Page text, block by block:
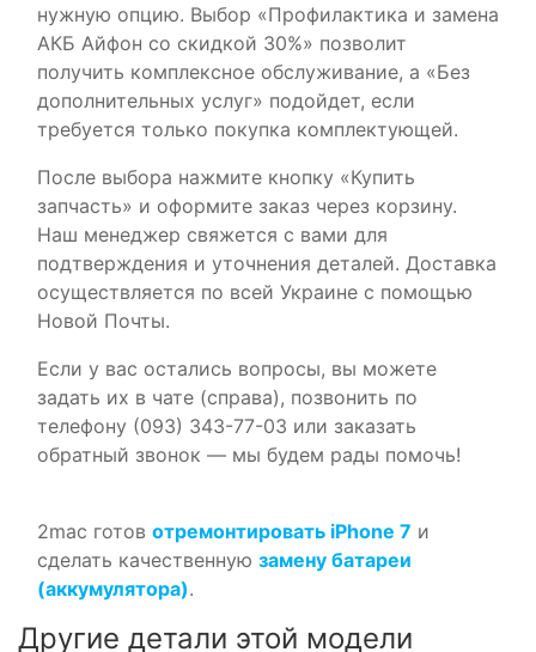
нужную опцию. Выбор «Профилактика и замена
АКБ Айфон со скидкой 30%» позволит
получить комплексное обслуживание, а «Без
дополнительных услуг» подойдет, если
требуется только покупка комплектующей.
После выбора нажмите кнопку «Купить
запчасть» и оформите заказ через корзину.
Наш менеджер свяжется с вами для
подтверждения и уточнения деталей. Доставка
осуществляется по всей Украине с помощью
Новой Почты.
Если у вас остались вопросы, вы можете
задать их в чате (справа), позвонить по
телефону (093) 343-77-03 или заказать
обратный звонок — мы будем рады помочь!
2mac готов отремонтировать iPhone 7 и
сделать качественную замену батареи
(аккумулятора).
Другие детали этой модели